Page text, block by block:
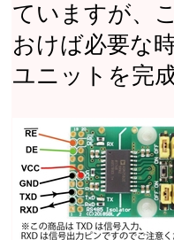
ていますが、
おけば必要な
ユニットを完